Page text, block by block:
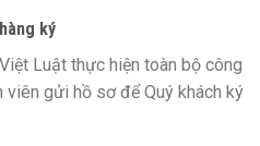
ký
Luật thực hiện toàn bộ công
viên gửi hồ sơ để Quý khách ký